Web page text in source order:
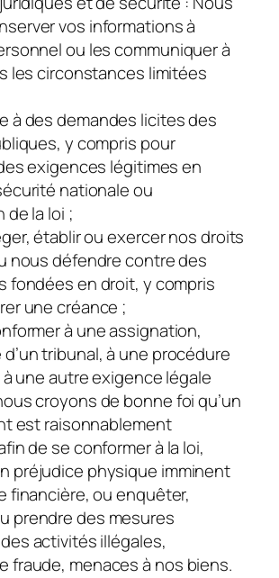
vos informations à
ou les communiquer à
les circonstances limitées
à des demandes licites des
y compris pour
exigences légitimes en
nationale ou
de la loi ;
établir ou exercer nos droits
nous défendre contre des
fondées en droit, y compris
une créance ;
à une assignation,
tribunal, à une procédure
une autre exigence légale
croyons de bonne foi qu’un
est raisonnablement
de se conformer à la loi,
préjudice physique imminent
financière, ou enquêter,
prendre des mesures
activités illégales,
fraude, menaces à nos biens.